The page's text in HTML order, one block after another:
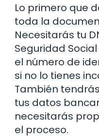
Lo primero que
toda la
Necesitarás tu
Seguridad
el número de
si no lo tienes
También
tus datos
necesitarás
el proceso.